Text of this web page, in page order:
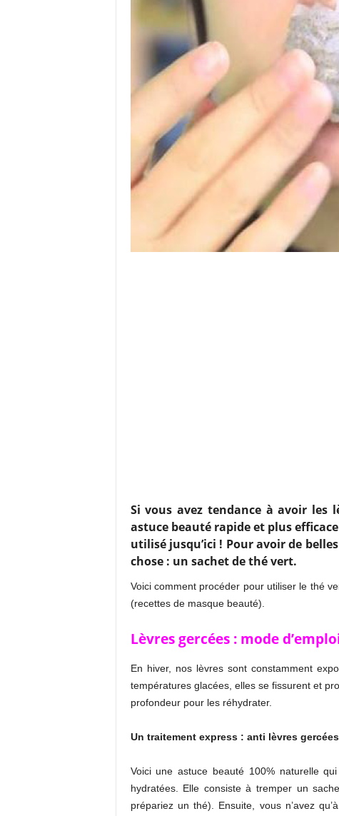
Si vous avez tendance à avoir les
astuce beauté rapide et plus
utilisé jusqu’ici ! Pour avoir de
chose : un sachet de thé vert.
Voici comment procéder pour utiliser le thé
(recettes de masque beauté).
Lèvres gercées : mode
En hiver, nos lèvres sont constamment
températures glacées, elles se fissurent et
profondeur pour les réhydrater.
Un traitement express : anti lèvres gercées
Voici une astuce beauté 100% naturelle
hydratées. Elle consiste à tremper un
prépariez un thé). Ensuite, vous n’avez